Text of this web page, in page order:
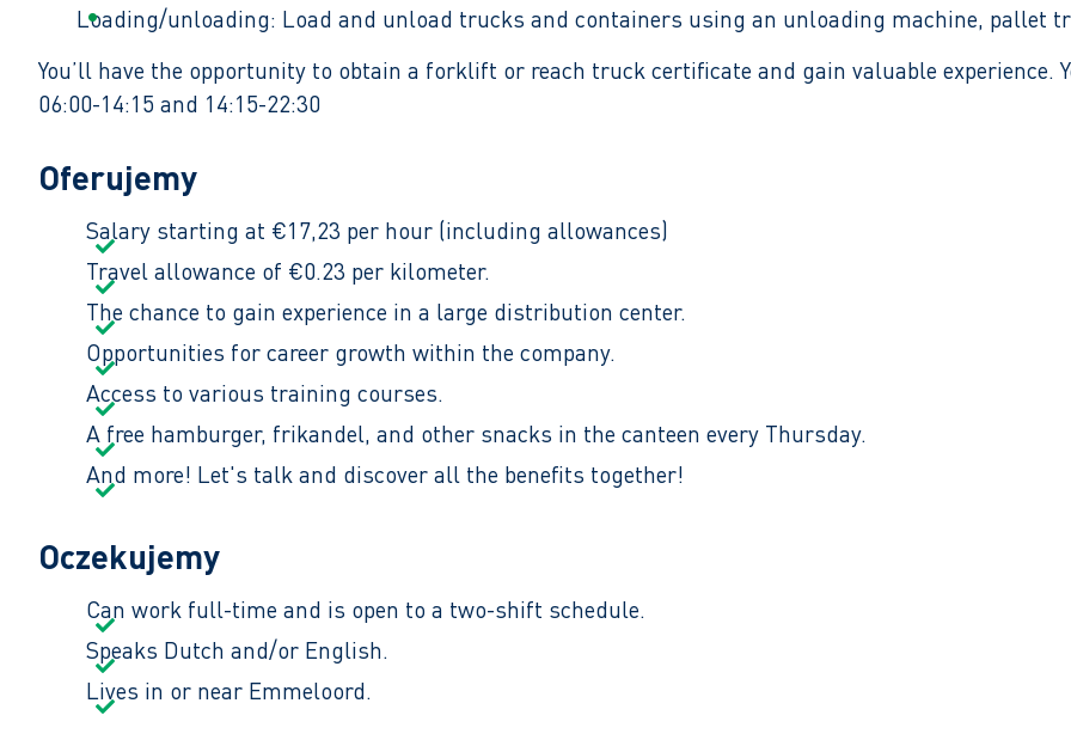
Loading/unloading: Load and unload trucks and containers using an unloading machine, pallet
You’ll have the opportunity to obtain a forklift or reach truck certificate and gain valuable experience.
06:00-14:15 and 14:15-22:30
Oferujemy
Salary starting at €17,23 per hour (including allowances)
Travel allowance of €0.23 per kilometer.
The chance to gain experience in a large distribution center.
Opportunities for career growth within the company.
Access to various training courses.
A free hamburger, frikandel, and other snacks in the canteen every Thursday.
And more! Let's talk and discover all the benefits together!
Oczekujemy
Can work full-time and is open to a two-shift schedule.​
Speaks Dutch and/or English.​
Lives in or near Emmeloord.